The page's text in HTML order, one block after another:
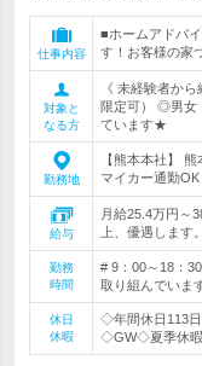
仕事内容
■ホームアドバ
す！お客様の家
対象と
なる方
《 未経験者か
限定可） ◎男女
ています★
勤務地
【熊本本社】
マイカー通勤
給与
月給25.4万円～
上、優遇しま
勤務
時間
# 9：00～18：
取り組んでいま
休日
休暇
◇年間休日113日
◇GW◇夏季休